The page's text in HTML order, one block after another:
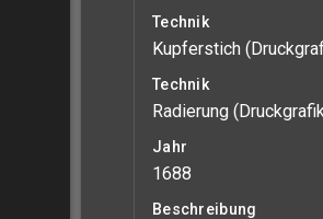
Technik
Kupferstich
Technik
Radierung
Jahr
1688
Beschreibung